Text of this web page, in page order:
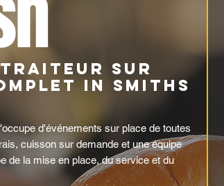
traiteur sur
in Smiths
d'événements sur place de toutes
cuisson sur demande et une équipe
de la mise en place, du service et du